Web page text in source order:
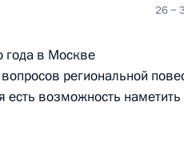
государств
26 −
года в Москве
региональной
есть возможность